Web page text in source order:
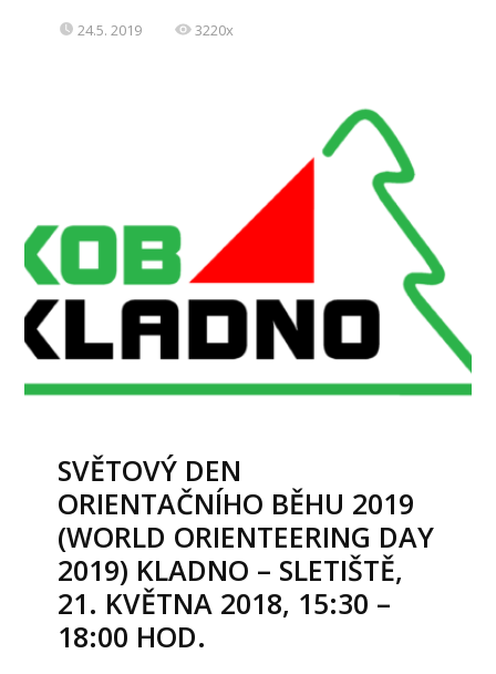
24.5. 2019 3220x
SVĚTOVÝ DEN
ORIENTAČNÍHO BĚHU 2019
(WORLD ORIENTEERING DAY
2019) KLADNO – SLETIŠTĚ,
21. KVĚTNA 2018, 15:30 –
18:00 HOD.